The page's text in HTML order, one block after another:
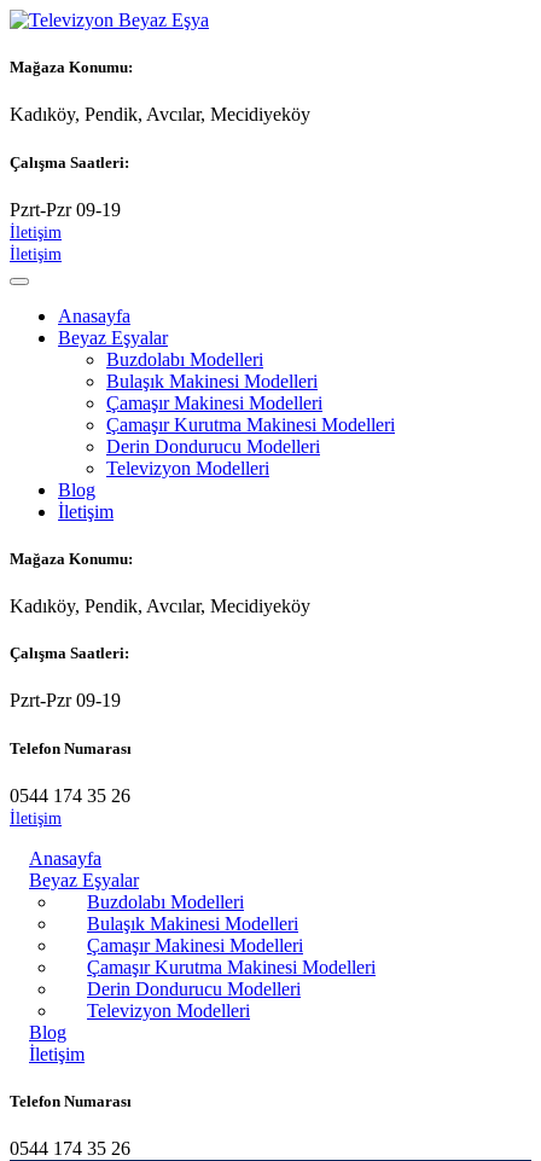
Mağaza Konumu:
Kadıköy, Pendik, Avcılar, Mecidiyeköy
Çalışma Saatleri:
Pzrt-Pzr 09-19
İletişim
İletişim
Anasayfa
Beyaz Eşyalar
Buzdolabı Modelleri
Bulaşık Makinesi Modelleri
Çamaşır Makinesi Modelleri
Çamaşır Kurutma Makinesi Modelleri
Derin Dondurucu Modelleri
Televizyon Modelleri
Blog
İletişim
Mağaza Konumu:
Kadıköy, Pendik, Avcılar, Mecidiyeköy
Çalışma Saatleri:
Pzrt-Pzr 09-19
Telefon Numarası
0544 174 35 26
İletişim
Anasayfa
Beyaz Eşyalar
Buzdolabı Modelleri
Bulaşık Makinesi Modelleri
Çamaşır Makinesi Modelleri
Çamaşır Kurutma Makinesi Modelleri
Derin Dondurucu Modelleri
Televizyon Modelleri
Blog
İletişim
Telefon Numarası
0544 174 35 26